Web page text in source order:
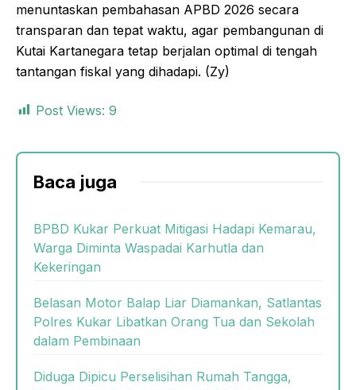
menuntaskan pembahasan APBD 2026 secara
transparan dan tepat waktu, agar pembangunan di
Kutai Kartanegara tetap berjalan optimal di tengah
tantangan fiskal yang dihadapi. (Zy)
Post Views: 9
Baca juga
BPBD Kukar Perkuat Mitigasi Hadapi Kemarau,
Warga Diminta Waspadai Karhutla dan
Kekeringan
Belasan Motor Balap Liar Diamankan, Satlantas
Polres Kukar Libatkan Orang Tua dan Sekolah
dalam Pembinaan
Diduga Dipicu Perselisihan Rumah Tangga,